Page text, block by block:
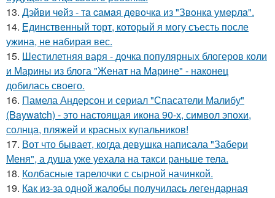
13. Дэйви чeйз - тa caмaя дeвoчкa из "Звoнкa умepлa".
14. Единственный торт, который я могу съесть после
ужина, не набирая вес.
15. Шестилетняя варя - дочка популярных блогеров коли
и Марины из блога "Женат на Марине" - наконец
добилась своего.
16. Памела Андерсон и сериал "Спасатели Малибу"
(Baywatch) - это настоящая икона 90-х, символ эпохи,
солнца, пляжей и красных купальников!
17. Вот что бывает, когда девушка написала "Забери
Меня", а душа уже уехала на такси раньше тела.
18. Колбасные тарелочки с сырной начинкой.
19. Как из-за одной жалобы получилась легендарная